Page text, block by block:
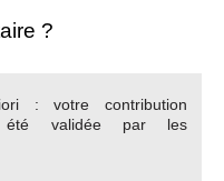
?
: votre contribution
été validée par les